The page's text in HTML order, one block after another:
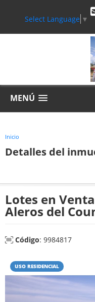
Select Language ▼
MENÚ
Inicio
Detalles del
Lotes en
Aleros del
Código: 9984817
USO RESIDENCIAL